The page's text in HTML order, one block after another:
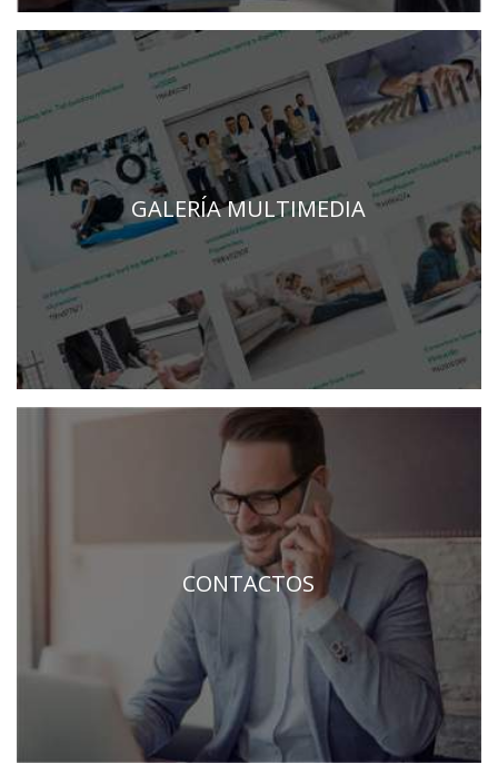
GALERÍA MULTIMEDIA
CONTACTOS